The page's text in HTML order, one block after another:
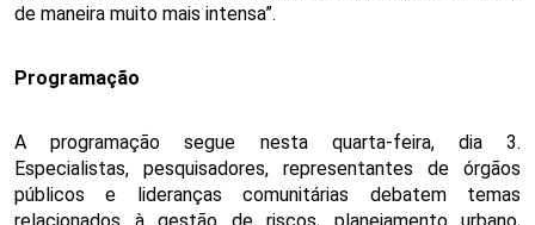
de maneira muito mais intensa”.
Programação
A programação segue nesta quarta-feira, dia 3.
Especialistas, pesquisadores, representantes de órgãos
públicos e lideranças comunitárias debatem temas
relacionados à gestão de riscos, planejamento urbano,